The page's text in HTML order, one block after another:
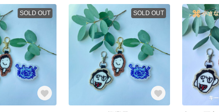
SOLD OUT SOLD OUT